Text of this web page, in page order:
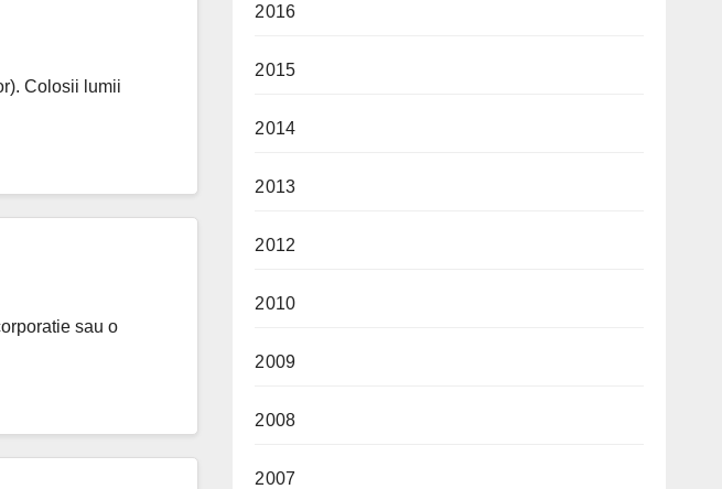
Colosii lumii
sau o
2016
2015
2014
2013
2012
2010
2009
2008
2007